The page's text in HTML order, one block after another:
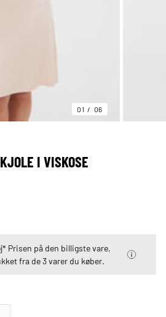
01 06
I VISKOSE
Prisen på den billigste vare,
fra de 3 varer du køber.